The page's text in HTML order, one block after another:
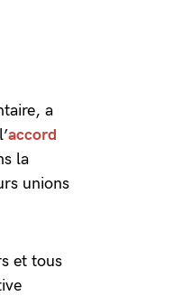
a
accord
la
unions
et tous